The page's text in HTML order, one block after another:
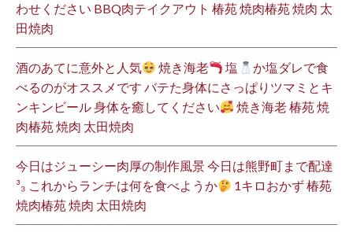
わせください BBQ肉テイクアウト 椿苑 焼肉椿苑 焼肉 太
田焼肉
酒のあてに意外と人気 焼き海老 塩
か塩ダレで食
べるのがオススメです バテた身体にさっぱりツマミとキ
ンキンビール 身体を癒してください
焼き海老 椿苑 焼
肉椿苑 焼肉 太田焼肉
今日はジューシー肉厚の制作風景 今日は熊野町まで配達
³₃ これからランチは何を食べようか
1キロおかず 椿苑
焼肉椿苑 焼肉 太田焼肉